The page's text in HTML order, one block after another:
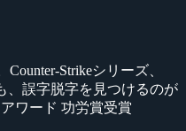
Strikeシリーズ、
、誤字脱字を見つけるのが
ワード 功労賞受賞